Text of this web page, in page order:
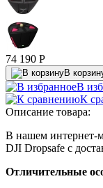
74 190 P
В
В
К
Описание товара:
В нашем интернет-
DJI Dropsafe с
Отличительные